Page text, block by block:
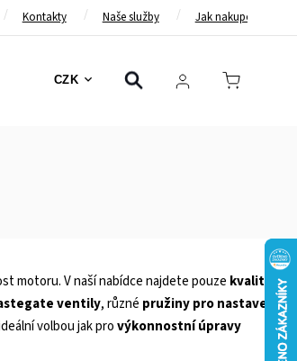
Kontakty Naše služby Jak nakupovat
CZK
pásy Bezpečnostní rámy
motoru. V naší nabídce najdete pouze kvalitní
ventily, různé pružiny pro nastavení
volbou jak provýkonnostní úpravy